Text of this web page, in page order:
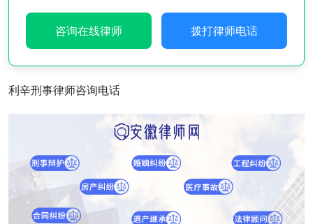
咨询在线律师 拨打律师电话
利辛刑事律师咨询电话